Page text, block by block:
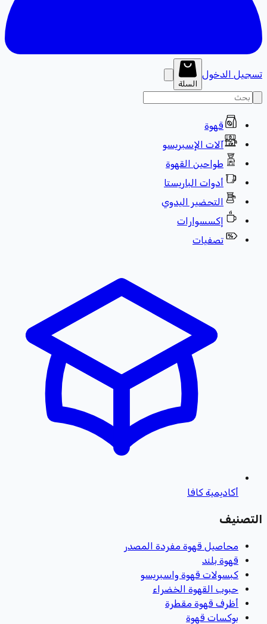
تسجيل الدخول
السلة
قهوة
آلات الإسبريسو
طواحين القهوة
أدوات الباريستا
التحضير اليدوي
إكسسوارات
تصفيات
أكاديمية كافا
التصنيف
محاصيل قهوة مفردة المصدر
قهوة بلند
كبسولات قهوة واسبريسو
حبوب القهوة الخضراء
أظرف قهوة مقطرة
بوكسات قهوة